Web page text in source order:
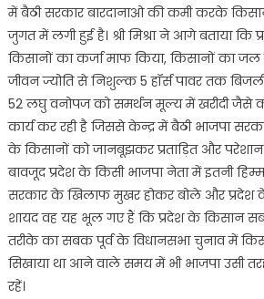
में बैठी सरकार बारदानाओ की कमी करके
जुगत में लगी हुई है। श्री मिश्रा ने आगे बताया कि
किसानों का कर्जा माफ किया, किसानों का
जीवन ज्योति से निशुल्क 5 हॉर्स पावर तक
52 लघु वनोपज को समर्थन मूल्य में खरीदी जैसे
कार्य कर रही है जिससे केन्द्र में बैठी भाजपा
के किसानों को जानबूझकर प्रताड़ित और
बावजूद प्रदेश के किसी भाजपा नेता में इतनी
सरकार के खिलाफ मुखर होकर बोले और प्रदेश
शायद वह यह भूल गए हैं कि प्रदेश के किसान
तरीके का सबक पूर्व के विधानसभा चुनाव में
सिखाया था आने वाले समय में भी भाजपा उसी
रहें।